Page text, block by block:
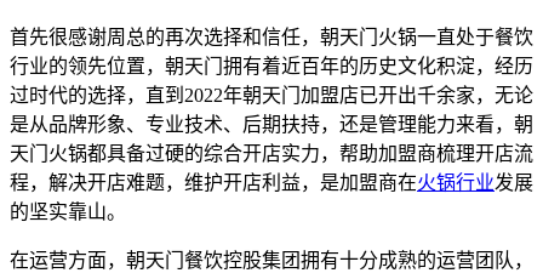
首先很感谢周总的再次选择和信任，朝天门火锅一直处于餐饮
行业的领先位置，朝天门拥有着近百年的历史文化积淀，经历
过时代的选择，直到2022年朝天门加盟店已开出千余家，无论
是从品牌形象、专业技术、后期扶持，还是管理能力来看，朝
天门火锅都具备过硬的综合开店实力，帮助加盟商梳理开店流
程，解决开店难题，维护开店利益，是加盟商在火锅行业发展
的坚实靠山。
在运营方面，朝天门餐饮控股集团拥有十分成熟的运营团队，